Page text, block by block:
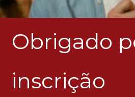
Obrigado
inscrição